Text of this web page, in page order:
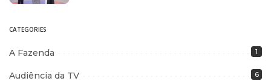
CATEGORIES
A Fazenda 1
Audiência da TV 6